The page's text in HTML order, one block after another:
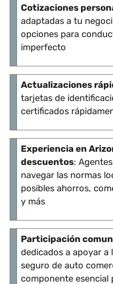
Cotizaciones
adaptadas a tu
opciones para
imperfecto
Actualizaciones
tarjetas de
certificados
Experiencia en
descuentos:
navegar las normas
posibles ahorros,
y más
Participación
dedicados a apoyar a
seguro de auto
componente esencial